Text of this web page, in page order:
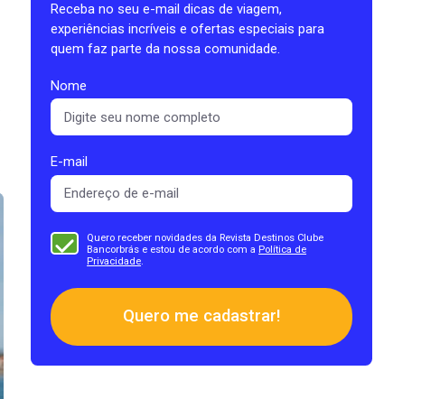
Receba no seu e-mail dicas de viagem,
experiências incríveis e ofertas especiais para
quem faz parte da nossa comunidade.
Nome
E-mail
Quero receber novidades da Revista Destinos Clube
Bancorbrás e estou de acordo com a Política de
Privacidade.
Quero me cadastrar!